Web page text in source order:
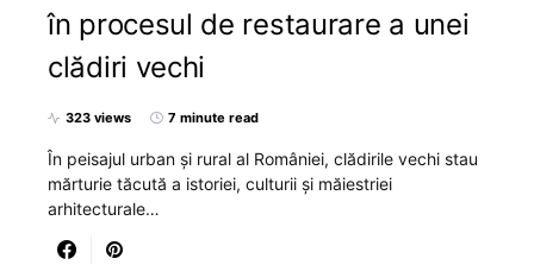
în procesul de restaurare a unei
clădiri vechi
323 views 7 minute read
În peisajul urban și rural al României, clădirile vechi stau
mărturie tăcută a istoriei, culturii și măiestriei
arhitecturale…